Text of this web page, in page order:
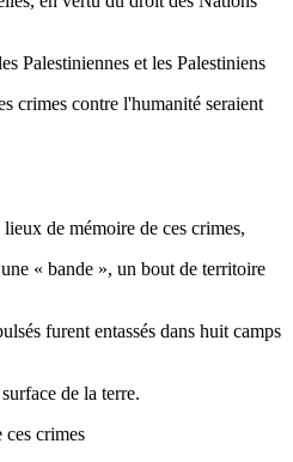
Palestiniennes et les Palestiniens
crimes contre l'humanité seraient
de mémoire de ces crimes,
« bande », un bout de territoire
furent entassés dans huit camps
de la terre.
ces crimes